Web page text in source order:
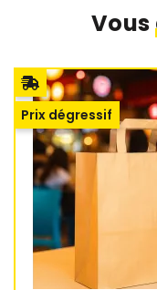
Vous
Prix dégressif